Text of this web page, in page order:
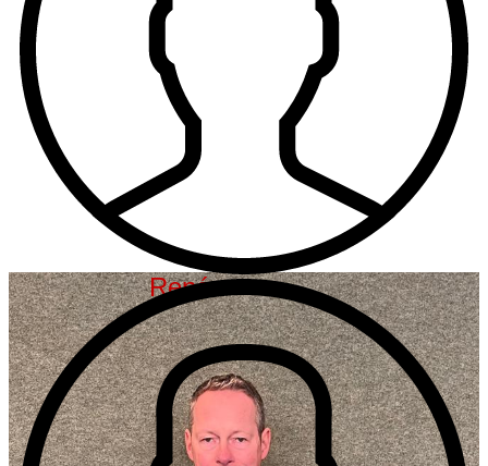
René